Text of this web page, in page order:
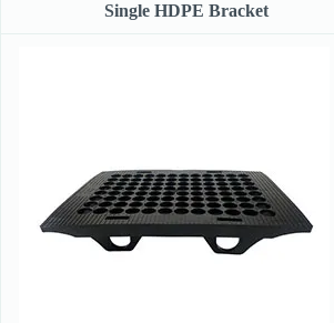
Single HDPE Bracket